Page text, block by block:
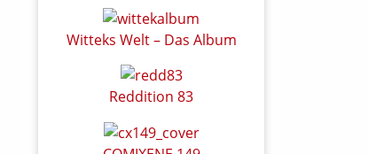
Witteks Welt – Das Album
Reddition 83